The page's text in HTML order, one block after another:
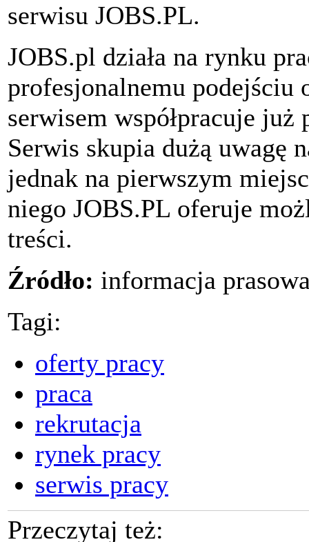
serwisu JOBS.PL.
JOBS.pl działa na rynku
profesjonalnemu podejściu
serwisem współpracuje
Serwis skupia dużą uwagę
jednak na pierwszym
niego JOBS.PL oferuje
treści.
Źródło: informacja
Tagi:
oferty pracy
praca
rekrutacja
rynek pracy
serwis pracy
Przeczytaj też: